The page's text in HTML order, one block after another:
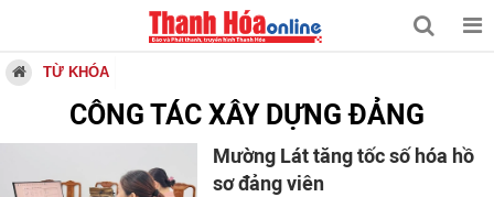
TỪ KHÓA
CÔNG TÁC XÂY DỰNG ĐẢNG
Mường Lát tăng tốc số hóa hồ
sơ đảng viên